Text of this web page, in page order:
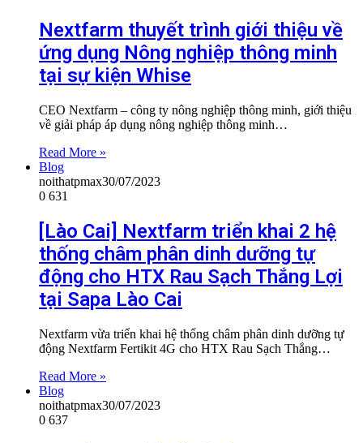
Nextfarm thuyết trình giới thiệu về
ứng dụng Nông nghiệp thông minh
tại sự kiện Whise
CEO Nextfarm – công ty nông nghiệp thông minh, giới thiệu
về giải pháp áp dụng nông nghiệp thông minh…
Read More »
Blog
noithatpmax30/07/2023
0 631
[Lào Cai] Nextfarm triển khai 2 hệ
thống châm phân dinh dưỡng tự
động cho HTX Rau Sạch Thắng Lợi
tại Sapa Lào Cai
Nextfarm vừa triển khai hệ thống châm phân dinh dưỡng tự
động Nextfarm Fertikit 4G cho HTX Rau Sạch Thắng…
Read More »
Blog
noithatpmax30/07/2023
0 637